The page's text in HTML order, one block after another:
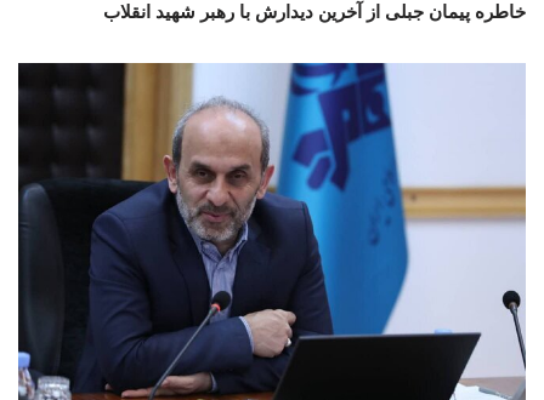
خاطره پیمان جبلی از آخرین دیدارش با رهبر شهید انقلاب